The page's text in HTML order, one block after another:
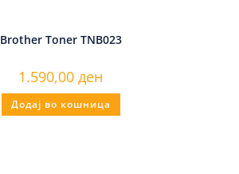
Brother Toner TNB023
1.590,00 ден
Додај во кошница